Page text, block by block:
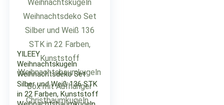
YILEEY
Weihnachtskugeln
Weihnachtsdeko Set
Silber und Weiß 136 STK
in 22 Farben, Kunststoff